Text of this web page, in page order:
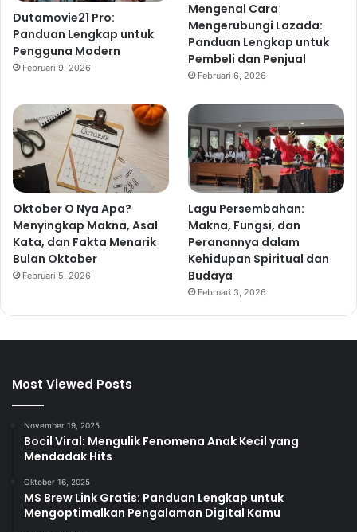
Dutamovie21 Pro:
Panduan Lengkap untuk
Pengguna Modern
Februari 9, 2026
Mengenal Cara
Mengerubungi Lazada:
Panduan Lengkap untuk
Pembeli dan Penjual
Februari 6, 2026
Oktober O Nya Apa?
Menyingkap Makna, Asal
Kata, dan Fakta Menarik
Bulan Oktober
Februari 5, 2026
Lagu Persembahan:
Makna, Fungsi, dan
Peranannya dalam
Kehidupan Spiritual dan
Budaya
Februari 3, 2026
Most Viewed Posts
November 19, 2025
Bocil Viral: Mengulik Fenomena Anak Kecil yang
Mendadak Hits
Oktober 16, 2025
MS Brew Link Gratis: Panduan Lengkap untuk
Mengoptimalkan Pengalaman Digital Kamu